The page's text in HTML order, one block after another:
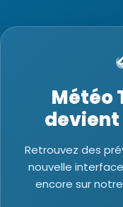
Météo
devient
Retrouvez des
nouvelle
encore sur